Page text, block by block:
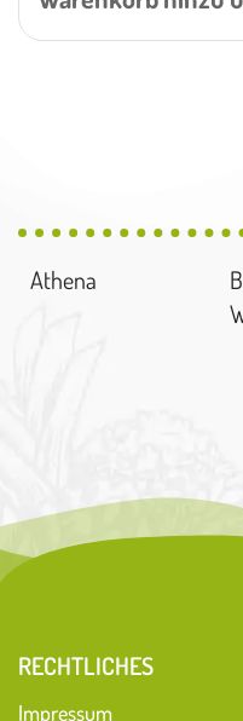
Athena
RECHTLICHES
Impressum